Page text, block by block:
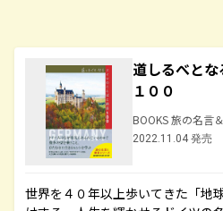
道しるべと
１００
BOOKS 旅の名言
2022.11.04 発売
世界を４０年以上歩いてきた「地